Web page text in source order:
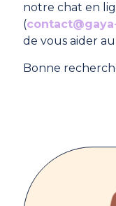
notre chat en
(
de vous aider
Bonne